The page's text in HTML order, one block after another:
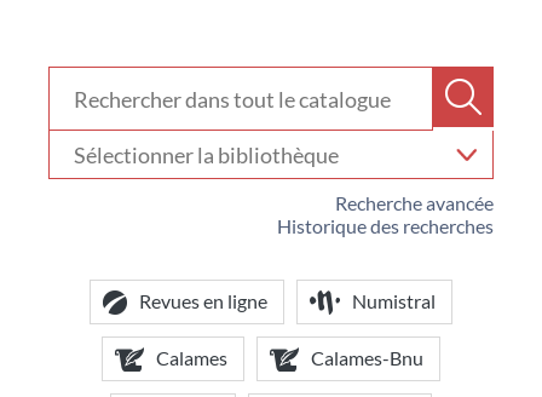
Recherche avancée
Historique des recherches
votre
bibliothèque
Revues en ligne Numistral
Calames Calames-Bnu